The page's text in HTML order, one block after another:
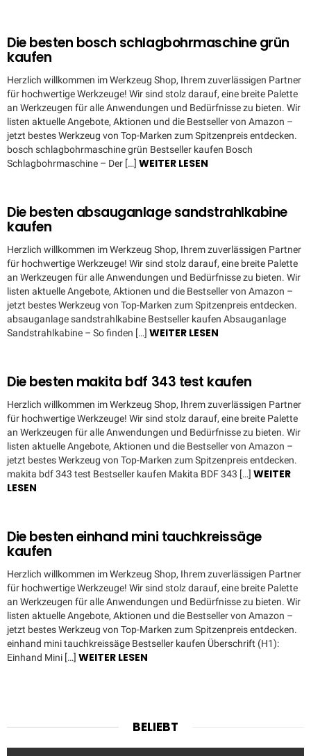
Die besten bosch schlagbohrmaschine grün
kaufen
Herzlich willkommen im Werkzeug Shop, Ihrem zuverlässigen Partner
für hochwertige Werkzeuge! Wir sind stolz darauf, eine breite Palette
an Werkzeugen für alle Anwendungen und Bedürfnisse zu bieten. Wir
listen aktuelle Angebote, Aktionen und die Bestseller von Amazon –
jetzt bestes Werkzeug von Top-Marken zum Spitzenpreis entdecken.
bosch schlagbohrmaschine grün Bestseller kaufen Bosch
Schlagbohrmaschine – Der […] WEITER LESEN
Die besten absauganlage sandstrahlkabine
kaufen
Herzlich willkommen im Werkzeug Shop, Ihrem zuverlässigen Partner
für hochwertige Werkzeuge! Wir sind stolz darauf, eine breite Palette
an Werkzeugen für alle Anwendungen und Bedürfnisse zu bieten. Wir
listen aktuelle Angebote, Aktionen und die Bestseller von Amazon –
jetzt bestes Werkzeug von Top-Marken zum Spitzenpreis entdecken.
absauganlage sandstrahlkabine Bestseller kaufen Absauganlage
Sandstrahlkabine – So finden […] WEITER LESEN
Die besten makita bdf 343 test kaufen
Herzlich willkommen im Werkzeug Shop, Ihrem zuverlässigen Partner
für hochwertige Werkzeuge! Wir sind stolz darauf, eine breite Palette
an Werkzeugen für alle Anwendungen und Bedürfnisse zu bieten. Wir
listen aktuelle Angebote, Aktionen und die Bestseller von Amazon –
jetzt bestes Werkzeug von Top-Marken zum Spitzenpreis entdecken.
makita bdf 343 test Bestseller kaufen Makita BDF 343 […] WEITER
LESEN
Die besten einhand mini tauchkreissäge
kaufen
Herzlich willkommen im Werkzeug Shop, Ihrem zuverlässigen Partner
für hochwertige Werkzeuge! Wir sind stolz darauf, eine breite Palette
an Werkzeugen für alle Anwendungen und Bedürfnisse zu bieten. Wir
listen aktuelle Angebote, Aktionen und die Bestseller von Amazon –
jetzt bestes Werkzeug von Top-Marken zum Spitzenpreis entdecken.
einhand mini tauchkreissäge Bestseller kaufen Überschrift (H1):
Einhand Mini […] WEITER LESEN
BELIEBT